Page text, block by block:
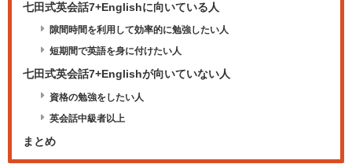
七田式英会話7+Englishに向いている人
隙間時間を利用して効率的に勉強したい人
短期間で英語を身に付けたい人
七田式英会話7+Englishが向いていない人
資格の勉強をしたい人
英会話中級者以上
まとめ